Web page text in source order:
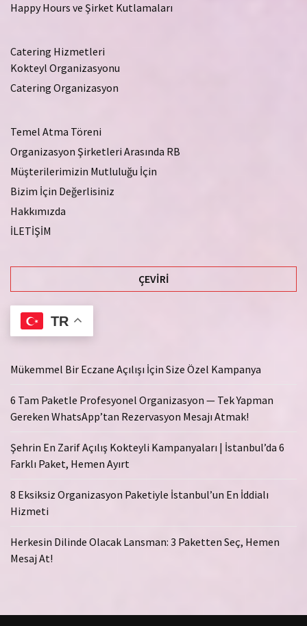
Happy Hours ve Şirket Kutlamaları
Catering Hizmetleri
Kokteyl Organizasyonu
Catering Organizasyon
Temel Atma Töreni
Organizasyon Şirketleri Arasında RB
Müşterilerimizin Mutluluğu İçin
Bizim İçin Değerlisiniz
Hakkımızda
İLETİŞİM
ÇEVIRI
TR
Mükemmel Bir Eczane Açılışı İçin Size Özel Kampanya
6 Tam Paketle Profesyonel Organizasyon — Tek Yapman
Gereken WhatsApp’tan Rezervasyon Mesajı Atmak!
Şehrin En Zarif Açılış Kokteyli Kampanyaları | İstanbul’da 6
Farklı Paket, Hemen Ayırt
8 Eksiksiz Organizasyon Paketiyle İstanbul’un En İddialı
Hizmeti
Herkesin Dilinde Olacak Lansman: 3 Paketten Seç, Hemen
Mesaj At!